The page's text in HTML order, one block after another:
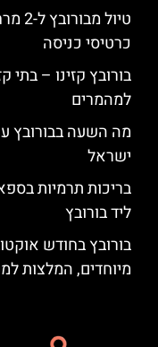
כרטיסי כניסה
בורובץ קזינו – בתי
למהמרים
מה השעה בבורובץ
ישראל
ליד בורובץ
בורובץ בחודש
מיוחדים, המלצות